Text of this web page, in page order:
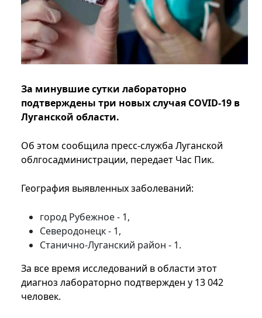
За минувшие сутки лабораторно
подтверждены три новых случая COVID-19 в
Луганской области.
Об этом сообщила пресс-служба Луганской
облгосадминистрации, передает Час Пик.
География выявленных заболеваний:
город Рубежное - 1,
Северодонецк - 1,
Станично-Луганский район - 1.
За все время исследований в области этот
диагноз лабораторно подтвержден у 13 042
человек.